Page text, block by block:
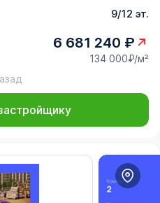
9/12 эт.
6 681 240 ₽
134 000₽/м²